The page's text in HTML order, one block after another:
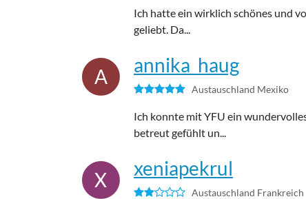
Ich hatte ein wirklich schönes und
geliebt. Da...
A annika_haug
Austauschland Mexiko
Ich konnte mit YFU ein
betreut gefühlt un...
X xeniapekrul
Austauschland Frankreich